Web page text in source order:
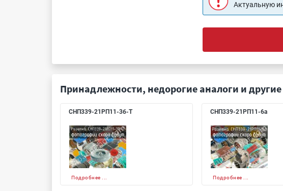
Актуальную
Принадлежности, недорогие аналоги и
СНП339-21РП11-3б-Т
Подробнее ...
СНП339-21РП11-6а
Подробнее ...